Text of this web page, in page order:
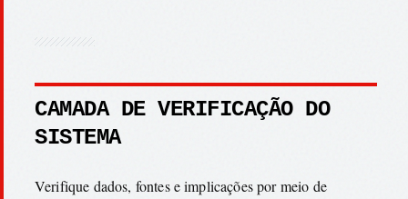
CAMADA DE VERIFICAÇÃO DO
SISTEMA
Verifique dados, fontes e implicações por meio de